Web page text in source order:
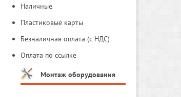
Наличные
Пластиковые карты
Безналичная оплата (с НДС)
Оплата по ссылке
Монтаж оборудования